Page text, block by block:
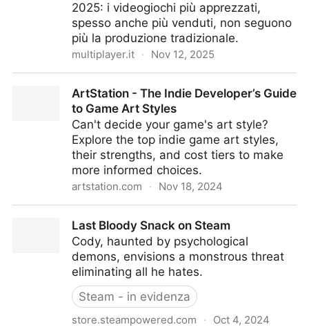
2025: i videogiochi più apprezzati,
spesso anche più venduti, non seguono
più la produzione tradizionale.
multiplayer.it · Nov 12, 2025
i grandi progettiArtStation - The Indie Developer’s Guide
to Game Art Styles
Can't decide your game's art style?
Explore the top indie game art styles,
their strengths, and cost tiers to make
more informed choices.
artstation.com · Nov 18, 2024
Last Bloody Snack on Steam
Cody, haunted by psychological
demons, envisions a monstrous threat
eliminating all he hates.
Steam - in evidenza
store.steampowered.com · Oct 4, 2024